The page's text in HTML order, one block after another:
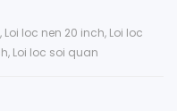
, Loi loc nen 20 inch, Loi loc
, Loi loc soi quan